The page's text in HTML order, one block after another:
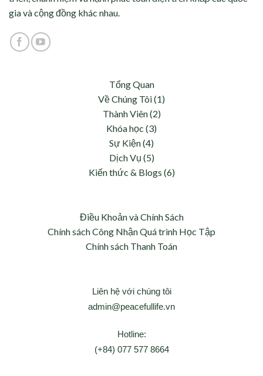
gia và cộng đồng khác nhau.
Tổng Quan
Về Chúng Tôi (1)
Thành Viên (2)
Khóa học (3)
Sự Kiện (4)
Dịch Vụ (5)
Kiến thức & Blogs (6)
Điều Khoản và Chính Sách
Chính sách Công Nhận Quá trình Học Tập
Chính sách Thanh Toán
Liên hệ với chúng tôi
admin@peacefullife.vn
Hotline:
(+84) 077 577 8664